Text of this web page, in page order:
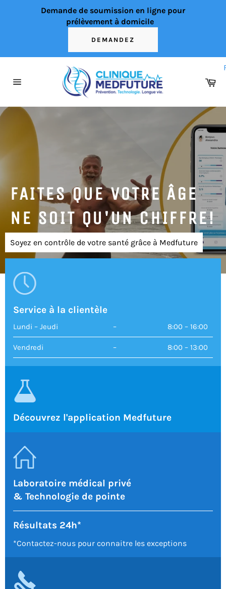
Demande de soumission en ligne pour
prélèvement à domicile
DEMANDEZ
FAITES QUE VOTRE ÂGE
NE SOIT QU'UN CHIFFRE!
Soyez en contrôle de votre santé grâce à Medfuture
Service à la clientèle
Lundi – Jeudi – 8:00 – 16:00
Vendredi – 8:00 – 13:00
Découvrez l'application Medfuture
Laboratoire médical privé
& Technologie de pointe
Résultats 24h*
*Contactez-nous pour connaitre les exceptions